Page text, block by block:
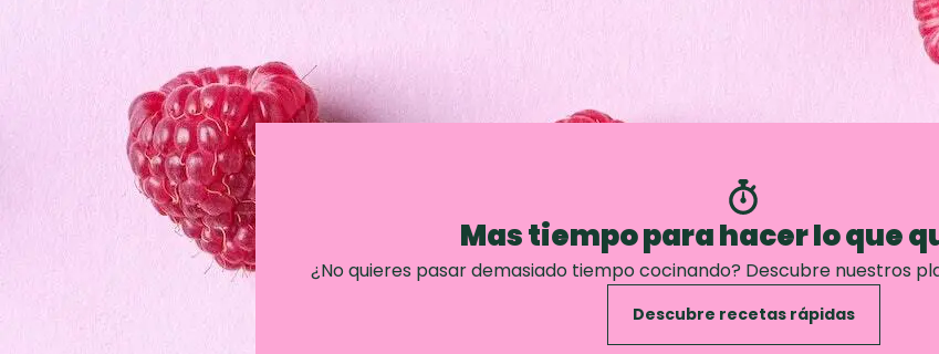
Mas tiempo para hacer lo que
¿No quieres pasar demasiado tiempo cocinando? Descubre nuestros
Descubre recetas rápidas